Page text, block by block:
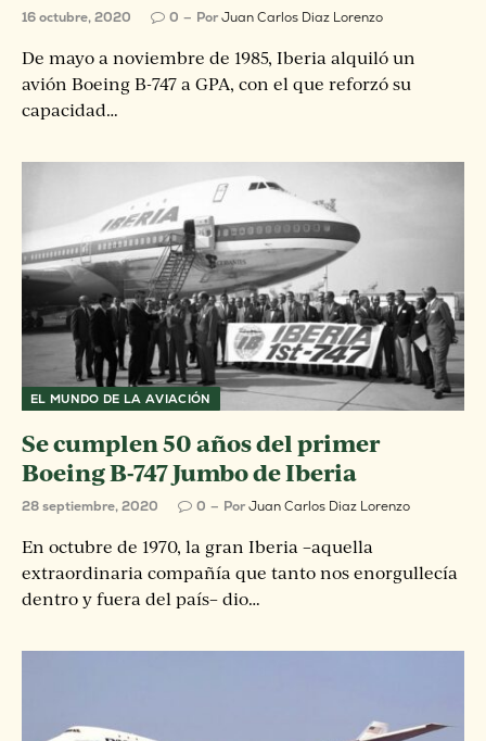
16 octubre, 2020 0 PorJuan Carlos Diaz Lorenzo
De mayo a noviembre de 1985, Iberia alquiló un
avión Boeing B-747 a GPA, con el que reforzó su
capacidad…
EL MUNDO DE LA AVIACIÓN
Se cumplen 50 años del primer
Boeing B-747 Jumbo de Iberia
28 septiembre, 2020 0 PorJuan Carlos Diaz Lorenzo
En octubre de 1970, la gran Iberia –aquella
extraordinaria compañía que tanto nos enorgullecía
dentro y fuera del país– dio…